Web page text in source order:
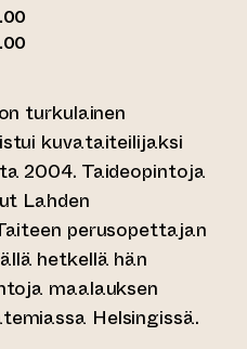
turkulainen
kuvataiteilijaksi
2004. Taideopintoja
Lahden
perusopettajan
hetkellä hän
maalauksen
Helsingissä.